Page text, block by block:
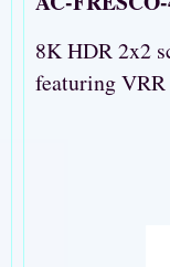
8K HDR 2x2
featuring VRR